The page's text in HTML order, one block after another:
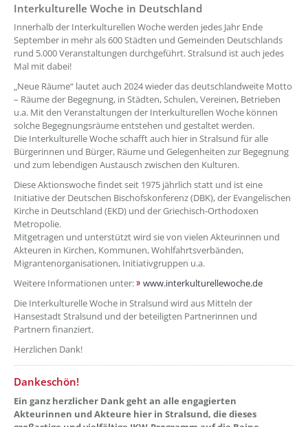
Interkulturelle Woche in Deutschland
Innerhalb der Interkulturellen Woche werden jedes Jahr Ende
September in mehr als 600 Städten und Gemeinden Deutschlands
rund 5.000 Veranstaltungen durchgeführt. Stralsund ist auch jedes
Mal mit dabei!
„Neue Räume“ lautet auch 2024 wieder das deutschlandweite Motto
– Räume der Begegnung, in Städten, Schulen, Vereinen, Betrieben
u.a. Mit den Veranstaltungen der Interkulturellen Woche können
solche Begegnungsräume entstehen und gestaltet werden.
Die Interkulturelle Woche schafft auch hier in Stralsund für alle
Bürgerinnen und Bürger, Räume und Gelegenheiten zur Begegnung
und zum lebendigen Austausch zwischen den Kulturen.
Diese Aktionswoche findet seit 1975 jährlich statt und ist eine
Initiative der Deutschen Bischofskonferenz (DBK), der Evangelischen
Kirche in Deutschland (EKD) und der Griechisch-Orthodoxen
Metropolie.
Mitgetragen und unterstützt wird sie von vielen Akteurinnen und
Akteuren in Kirchen, Kommunen, Wohlfahrtsverbänden,
Migrantenorganisationen, Initiativgruppen u.a.
Weitere Informationen unter:
www.interkulturellewoche.de
Die Interkulturelle Woche in Stralsund wird aus Mitteln der
Hansestadt Stralsund und der beteiligten Partnerinnen und
Partnern finanziert.
Herzlichen Dank!
??? absaetzeUnten[3]/titel ???
Dankeschön!
Ein ganz herzlicher Dank geht an alle engagierten
Akteurinnen und Akteure hier in Stralsund, die dieses